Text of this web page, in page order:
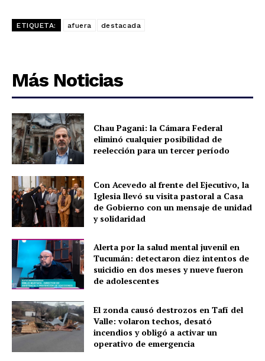
ETIQUETA: afuera destacada
Más Noticias
Chau Pagani: la Cámara Federal
eliminó cualquier posibilidad de
reelección para un tercer período
Con Acevedo al frente del Ejecutivo, la
Iglesia llevó su visita pastoral a Casa
de Gobierno con un mensaje de unidad
y solidaridad
Alerta por la salud mental juvenil en
Tucumán: detectaron diez intentos de
suicidio en dos meses y nueve fueron
de adolescentes
El zonda causó destrozos en Tafí del
Valle: volaron techos, desató
incendios y obligó a activar un
operativo de emergencia